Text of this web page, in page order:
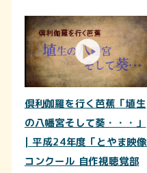
倶利伽羅を行く芭蕉「埴生
の八幡宮そして葵・・・」
| 平成24年度「とやま映像
コンクール 自作視聴覚部